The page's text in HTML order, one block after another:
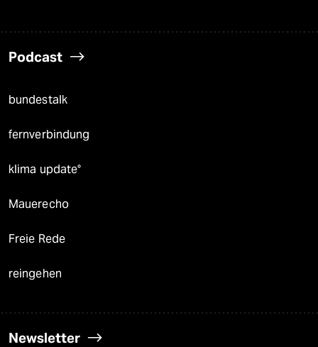
Podcast
bundestalk
fernverbindung
klima update°
Mauerecho
Freie Rede
reingehen
Newsletter